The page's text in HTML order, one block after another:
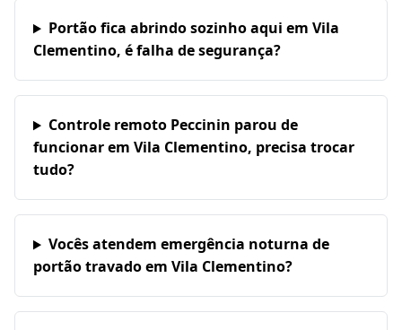
Portão fica abrindo sozinho aqui em Vila
Clementino, é falha de segurança?
Controle remoto Peccinin parou de
funcionar em Vila Clementino, precisa trocar
tudo?
Vocês atendem emergência noturna de
portão travado em Vila Clementino?